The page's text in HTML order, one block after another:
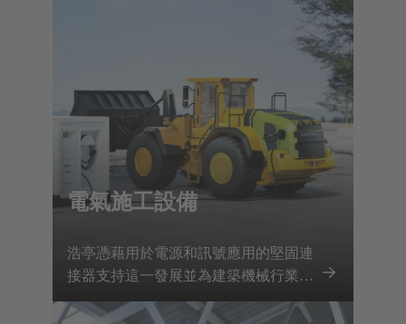
電氣施工設備
浩亭憑藉用於電源和訊號應用的堅固連
接器支持這一發展並為建築機械行業的
脫碳做出貢獻。